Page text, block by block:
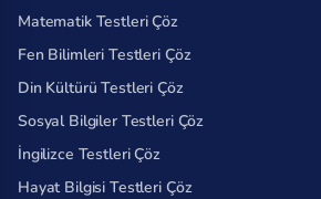
Matematik Testleri Çöz
Fen Bilimleri Testleri Çöz
Din Kültürü Testleri Çöz
Sosyal Bilgiler Testleri Çöz
İngilizce Testleri Çöz
Hayat Bilgisi Testleri Çöz